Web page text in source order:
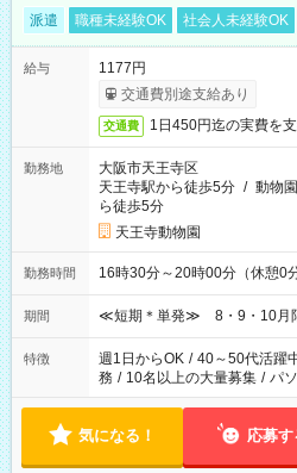
派遣 職種未経験OK 社会人未経験OK
給与
1177円
交通費別途支給あり
交通費 1日450円迄の実費を
勤務地
大阪市天王寺区
天王寺駅から徒歩5分 / 動物
ら徒歩5分
天王寺動物園
勤務時間 16時30分～20時00分（休憩0
期間 ≪短期＊単発≫ 8・9・10月
特徴 週1日からOK / 40～50代活躍
務 / 10名以上の大量募集 / パ
気になる！ 応募す